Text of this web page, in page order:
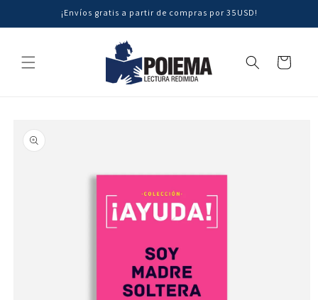
directamente
al contenido
¡Envíos gratis a partir de compras por 35USD!
Carrito
a la
información